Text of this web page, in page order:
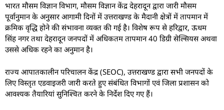
भारत मौसम विज्ञान विभाग, मौसम विज्ञान केंद्र देहरादून द्वारा जारी मौसम
पूर्वानुमान के अनुसार आगामी दिनों में उत्तराखण्ड के मैदानी क्षेत्रों में तापमान में
क्रमिक वृद्धि होने की संभावना व्यक्त की गई है। विशेष रूप से हरिद्वार, ऊधम
सिंह नगर तथा देहरादून जनपदों में अधिकतम तापमान 40 डिग्री सेल्सियस अथवा
उससे अधिक रहने का अनुमान है।
राज्य आपातकालीन परिचालन केंद्र (SEOC), उत्तराखण्ड द्वारा सभी जनपदों के
लिए विस्तृत एडवाइजरी जारी करते हुए संबंधित विभागों एवं जिला प्रशासन को
आवश्यक तैयारियां सुनिश्चित करने के निर्देश दिए गए हैं।